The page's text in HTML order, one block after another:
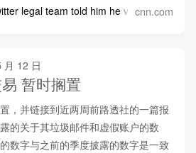
legal team told him he violated an NDA
cnn.com
月 12 日
暂时搁置
，并链接到近两周前路透社的一篇报
的关于其垃圾邮件和虚假账户的数
数字与之前的季度披露的数字是一致